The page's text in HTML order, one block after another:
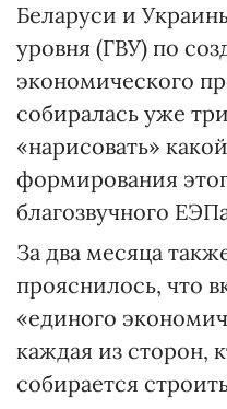
Беларуси и
уровня (ГВУ) по
экономического
собиралась уже
«нарисовать»
формирования
благозвучного
За два месяца
прояснилось, что
«единого
каждая из сторон,
собирается